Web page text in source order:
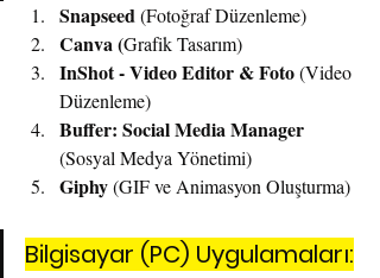
Snapseed (Fotoğraf Düzenleme)
Canva (Grafik Tasarım)
InShot - Video Editor & Foto (Video
Düzenleme)
Buffer: Social Media Manager
(Sosyal Medya Yönetimi)
Giphy (GIF ve Animasyon Oluşturma)
Bilgisayar (PC) Uygulamaları: